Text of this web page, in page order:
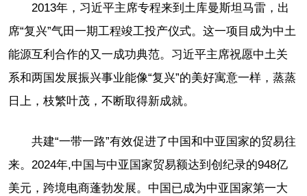
2013年，习近平主席专程来到土库曼斯坦马雷，出
席“复兴”气田一期工程竣工投产仪式。这一项目成为中土
能源互利合作的又一成功典范。习近平主席祝愿中土关
系和两国发展振兴事业能像“复兴”的美好寓意一样，蒸蒸
日上，枝繁叶茂，不断取得新成就。
共建“一带一路”有效促进了中国和中亚国家的贸易往
来。2024年,中国与中亚国家贸易额达到创纪录的948亿
美元，跨境电商蓬勃发展。中国已成为中亚国家第一大